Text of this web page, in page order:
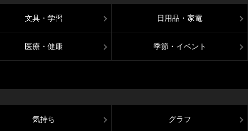
文具・学習 日用品・家電
医療・健康 季節・イベント
気持ち グラフ